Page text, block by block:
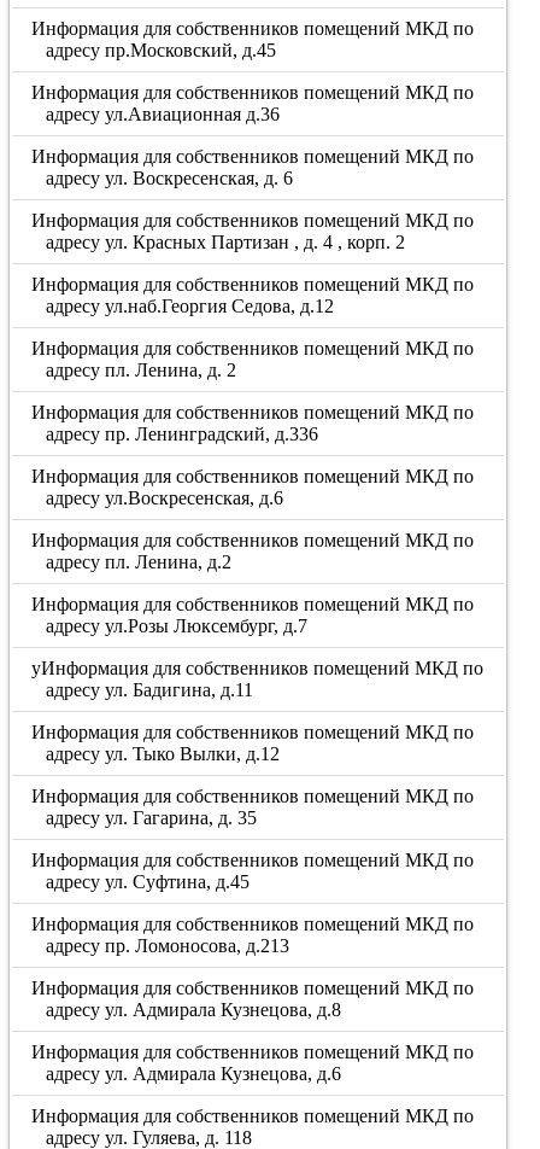
Информация для собственников помещений МКД по
адресу пр.Московский, д.45
Информация для собственников помещений МКД по
адресу ул.Авиационная д.36
Информация для собственников помещений МКД по
адресу ул. Воскресенская, д. 6
Информация для собственников помещений МКД по
адресу ул. Красных Партизан , д. 4 , корп. 2
Информация для собственников помещений МКД по
адресу ул.наб.Георгия Седова, д.12
Информация для собственников помещений МКД по
адресу пл. Ленина, д. 2
Информация для собственников помещений МКД по
адресу пр. Ленинградский, д.336
Информация для собственников помещений МКД по
адресу ул.Воскресенская, д.6
Информация для собственников помещений МКД по
адресу пл. Ленина, д.2
Информация для собственников помещений МКД по
адресу ул.Розы Люксембург, д.7
уИнформация для собственников помещений МКД по
адресу ул. Бадигина, д.11
Информация для собственников помещений МКД по
адресу ул. Тыко Вылки, д.12
Информация для собственников помещений МКД по
адресу ул. Гагарина, д. 35
Информация для собственников помещений МКД по
адресу ул. Суфтина, д.45
Информация для собственников помещений МКД по
адресу пр. Ломоносова, д.213
Информация для собственников помещений МКД по
адресу ул. Адмирала Кузнецова, д.8
Информация для собственников помещений МКД по
адресу ул. Адмирала Кузнецова, д.6
Информация для собственников помещений МКД по
адресу ул. Гуляева, д. 118